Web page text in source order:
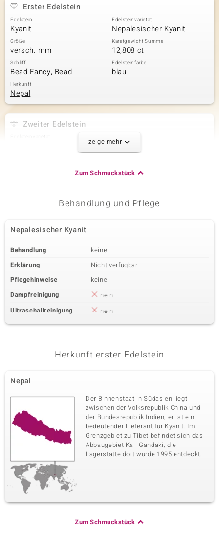
Erster Edelstein
Edelstein
Kyanit
Edelsteinvarietät
Nepalesischer Kyanit
Größe
versch. mm
Karatgewicht Summe
12,808 ct
Schliff
Bead Fancy, Bead
Edelsteinfarbe
blau
Herkunft
Nepal
Zweiter Edelstein
versch. mm
Bead Fancy
Edelsteinvarietät
Karatgewicht Summe
14,82 ct Bead Fancy
Herkunft
Sambia
Vierter Edelstein
Karatgewicht Summe Schliff
Bead rund
USA
zeige mehr
Zum Schmuckstück
Behandlung und Pflege
Nepalesischer Kyanit
Behandlung
keine
Erklärung
Nicht verfügbar
Pflegehinweise
keine
Dampfreinigung
nein
Ultraschallreinigung
nein
Herkunft erster Edelstein
Nepal
Der Binnenstaat in Südasien liegt
zwischen der Volksrepublik China und
der Bundesrepublik Indien, er ist ein
bedeutender Lieferant für Kyanit. Im
Grenzgebiet zu Tibet befindet sich das
Abbaugebiet Kali Gandaki, die
Lagerstätte dort wurde 1995 entdeckt.
Zum Schmuckstück